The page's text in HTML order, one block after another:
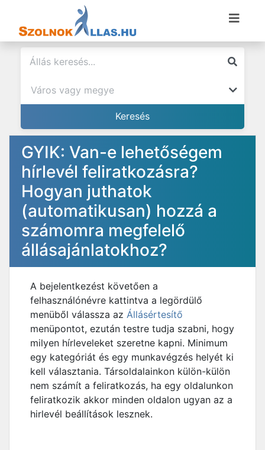
GYIK: Van-e lehetőségem
hírlevél feliratkozásra?
Hogyan juthatok
(automatikusan) hozzá a
számomra megfelelő
állásajánlatokhoz?
A bejelentkezést követően a
felhasználónévre kattintva a legördülő
menüből válassza az Állásértesítő
menüpontot, ezután testre tudja szabni, hogy
milyen hírleveleket szeretne kapni. Minimum
egy kategóriát és egy munkavégzés helyét ki
kell választania. Társoldalainkon külön-külön
nem számít a feliratkozás, ha egy oldalunkon
feliratkozik akkor minden oldalon ugyan az a
hirlevél beállítások lesznek.